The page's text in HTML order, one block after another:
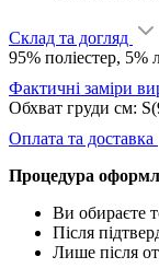
Склад та догляд
95% поліестер, 5%
Фактичні заміри
Обхват груди
Оплата та доставка
Процедура
Ви обираєте
Після
Лише після